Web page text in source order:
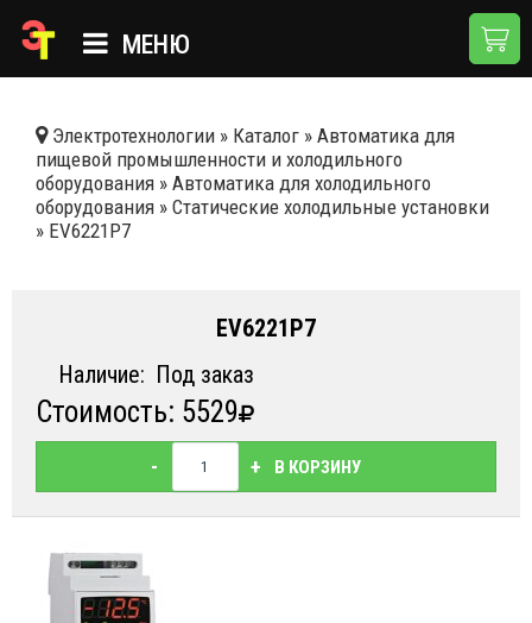
МЕНЮ
КАТАЛОГ
О КОМПАНИИ
ДОСТАВКА И ОПЛАТА
КОНТАКТЫ
Электротехнологии » Каталог » Автоматика для
пищевой промышленности и холодильного
оборудования » Автоматика для холодильного
оборудования » Статические холодильные установки
» EV6221P7
EV6221P7
Наличие: Под заказ
Стоимость: 5529
- + В КОРЗИНУ